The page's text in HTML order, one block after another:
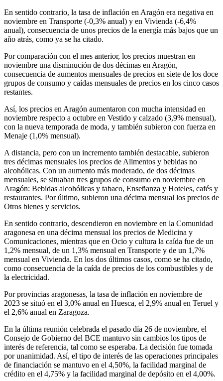
En sentido contrario, la tasa de inflación en Aragón era negativa en
noviembre en Transporte (-0,3% anual) y en Vivienda (-6,4%
anual), consecuencia de unos precios de la energía más bajos que un
año atrás, como ya se ha citado.
Por comparación con el mes anterior, los precios muestran en
noviembre una disminución de dos décimas en Aragón,
consecuencia de aumentos mensuales de precios en siete de los doce
grupos de consumo y caídas mensuales de precios en los cinco casos
restantes.
Así, los precios en Aragón aumentaron con mucha intensidad en
noviembre respecto a octubre en Vestido y calzado (3,9% mensual),
con la nueva temporada de moda, y también subieron con fuerza en
Menaje (1,0% mensual).
A distancia, pero con un incremento también destacable, subieron
tres décimas mensuales los precios de Alimentos y bebidas no
alcohólicas. Con un aumento más moderado, de dos décimas
mensuales, se situaban tres grupos de consumo en noviembre en
Aragón: Bebidas alcohólicas y tabaco, Enseñanza y Hoteles, cafés y
restaurantes. Por último, subieron una décima mensual los precios de
Otros bienes y servicios.
En sentido contrario, descendieron en noviembre en la Comunidad
aragonesa en una décima mensual los precios de Medicina y
Comunicaciones, mientras que en Ocio y cultura la caída fue de un
1,2% mensual, de un 1,3% mensual en Transporte y de un 1,7%
mensual en Vivienda. En los dos últimos casos, como se ha citado,
como consecuencia de la caída de precios de los combustibles y de
la electricidad.
Por provincias aragonesas, la tasa de inflación en noviembre de
2023 se situó en el 3,0% anual en Huesca, el 2,9% anual en Teruel y
el 2,6% anual en Zaragoza.
En la última reunión celebrada el pasado día 26 de noviembre, el
Consejo de Gobierno del BCE mantuvo sin cambios los tipos de
interés de referencia, tal como se esperaba. La decisión fue tomada
por unanimidad. Así, el tipo de interés de las operaciones principales
de financiación se mantuvo en el 4,50%, la facilidad marginal de
crédito en el 4,75% y la facilidad marginal de depósito en el 4,00%.